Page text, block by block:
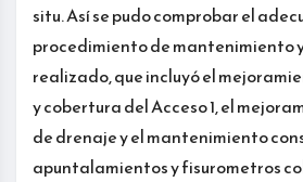
situ. Así se pudo comprobar el
procedimiento de mantenimiento
realizado, que incluyó el
y cobertura del Acceso 1, el
de drenaje y el mantenimiento
apuntalamientos y fisurometros